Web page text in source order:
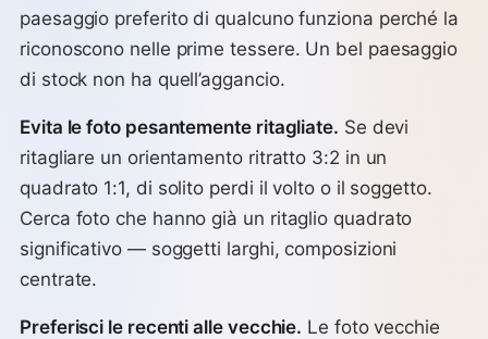
paesaggio preferito di qualcuno funziona perché la
riconoscono nelle prime tessere. Un bel paesaggio
di stock non ha quell’aggancio.
Evita le foto pesantemente ritagliate. Se devi
ritagliare un orientamento ritratto 3:2 in un
quadrato 1:1, di solito perdi il volto o il soggetto.
Cerca foto che hanno già un ritaglio quadrato
significativo — soggetti larghi, composizioni
centrate.
Preferisci le recenti alle vecchie. Le foto vecchie